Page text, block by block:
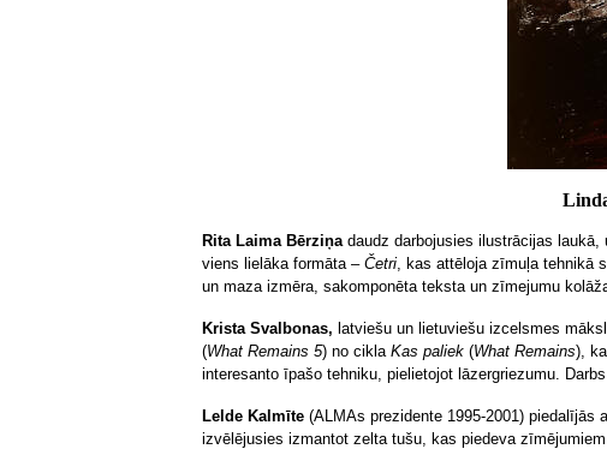
Rita Laima Bērziņadaudz darbojusies ilustrācijas
viens lielāka formāta – Četri, kas attēloja zīmuļa tehnikā
un maza izmēra, sakomponēta teksta un zīmejumu
Krista Svalbonas, latviešu un lietuviešu izcelsmes
(What Remains 5) no cikla Kas paliek (What Remains),
interesanto īpašo tehniku, pielietojot lāzergriezumu.
Lelde Kalmīte (ALMAs prezidente 1995-2001) piedalījās
izvēlējusies izmantot zelta tušu, kas piedeva